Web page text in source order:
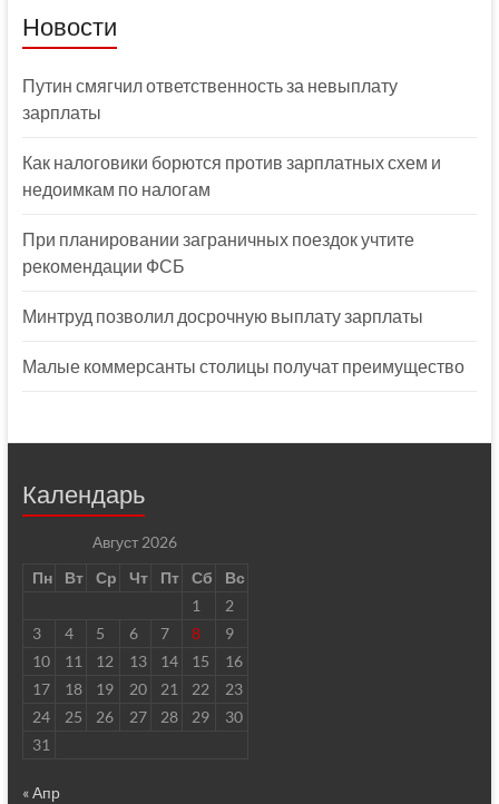
Новости
Путин смягчил ответственность за невыплату
зарплаты
Как налоговики борются против зарплатных схем и
недоимкам по налогам
При планировании заграничных поездок учтите
рекомендации ФСБ
Минтруд позволил досрочную выплату зарплаты
Малые коммерсанты столицы получат преимущество
Календарь
Август 2026
Пн
Вт Ср Чт Пт Сб
Вс
1
2
3
4 5 6 7 8
9
10
11 12 13 14 15
16
17
18 19 20 21 22
23
24
25 26 27 28 29
30
31
« Апр